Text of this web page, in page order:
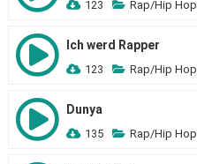
123 Rap/Hip Hop
Ich werd Rapper
123 Rap/Hip Hop
Dunya
135 Rap/Hip Hop